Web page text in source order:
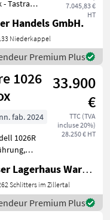
7.045,83 €
HT
Tastrad -
-
3, 2m -
Handels GmbH.
Niederkappel
Premium Plus
1026
33.900
€
TTC (TVA
incluse 20%)
28.250 € HT
fab. 2024
1026R
mit
Unser Lagerhaus Warenhandelsges.m.b.H.
Schlitters im Zillertal
Premium Plus